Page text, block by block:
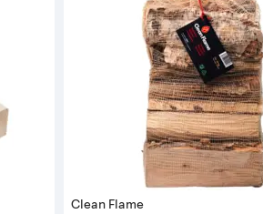
Clean Flame